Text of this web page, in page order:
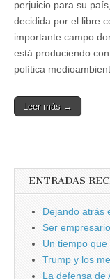
perjuicio para su
decidida por el libre
importante campo
está produciendo
política
Leer más →
ENTRADAS
Dejando atrás
Ser
Un tiempo
Trump y los
La defensa de